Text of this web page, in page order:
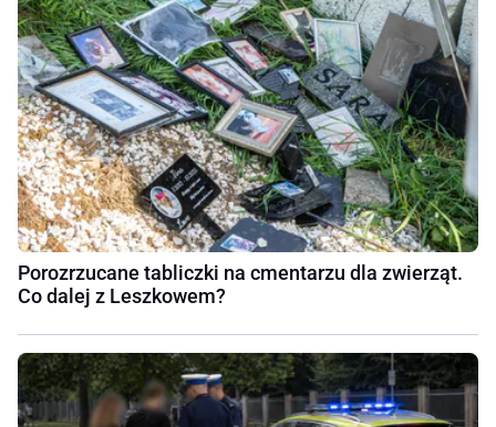
Porozrzucane tabliczki na cmentarzu dla zwierząt.
Co dalej z Leszkowem?